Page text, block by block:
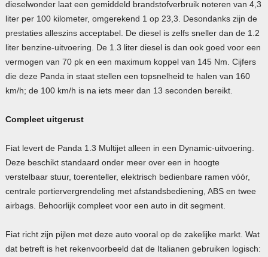
dieselwonder laat een gemiddeld brandstofverbruik noteren van 4,3
liter per 100 kilometer, omgerekend 1 op 23,3. Desondanks zijn de
prestaties alleszins acceptabel. De diesel is zelfs sneller dan de 1.2
liter benzine-uitvoering. De 1.3 liter diesel is dan ook goed voor een
vermogen van 70 pk en een maximum koppel van 145 Nm. Cijfers
die deze Panda in staat stellen een topsnelheid te halen van 160
km/h; de 100 km/h is na iets meer dan 13 seconden bereikt.
Compleet uitgerust
Fiat levert de Panda 1.3 Multijet alleen in een Dynamic-uitvoering.
Deze beschikt standaard onder meer over een in hoogte
verstelbaar stuur, toerenteller, elektrisch bedienbare ramen vóór,
centrale portiervergrendeling met afstandsbediening, ABS en twee
airbags. Behoorlijk compleet voor een auto in dit segment.
Fiat richt zijn pijlen met deze auto vooral op de zakelijke markt. Wat
dat betreft is het rekenvoorbeeld dat de Italianen gebruiken logisch: